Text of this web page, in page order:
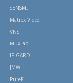
SENSMI
Matrox Video
VNS
MuxLab
IP GARD
JMW
PureFi